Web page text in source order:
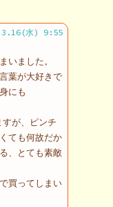
水) 9:55
いました。
葉が大好きで
にも
が、ピンチ
ても何故だか
、とても素敵
買ってしまい